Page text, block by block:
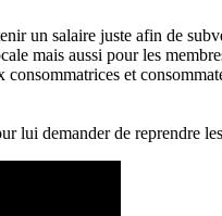
un salaire juste afin de
mais aussi pour les
et
lui demander de reprendre